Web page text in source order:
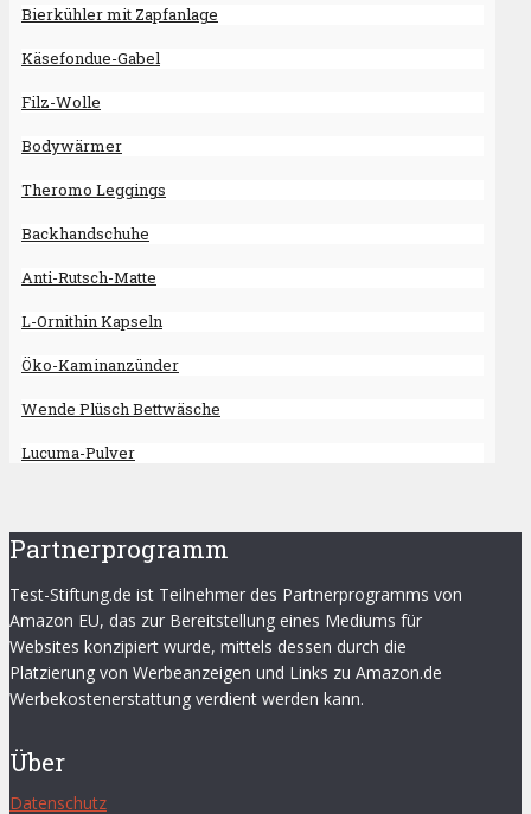
Bierkühler mit Zapfanlage
Käsefondue-Gabel
Filz-Wolle
Bodywärmer
Theromo Leggings
Backhandschuhe
Anti-Rutsch-Matte
L-Ornithin Kapseln
Öko-Kaminanzünder
Wende Plüsch Bettwäsche
Lucuma-Pulver
Partnerprogramm
Test-Stiftung.de ist Teilnehmer des Partnerprogramms von
Amazon EU, das zur Bereitstellung eines Mediums für
Websites konzipiert wurde, mittels dessen durch die
Platzierung von Werbeanzeigen und Links zu Amazon.de
Werbekostenerstattung verdient werden kann.
Über
Datenschutz